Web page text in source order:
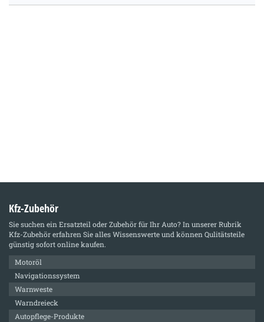
Kfz-Zubehör
Sie suchen ein Ersatzteil oder Zubehör für Ihr Auto? In unserer Rubrik
Kfz-Zubehörerfahren Sie alles Wissenswerte und können Qulitätsteile
günstig sofort online kaufen.
Motoröl
Navigationssystem
Warnweste
Warndreieck
Autopflege-Produkte